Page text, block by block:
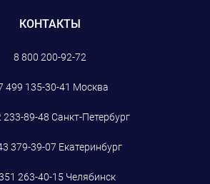
КОНТАКТЫ
8 800 200-92-72
499 135-30-41 Москва
233-89-48 Санкт-Петербург
379-39-07 Екатеринбург
263-40-15 Челябинск